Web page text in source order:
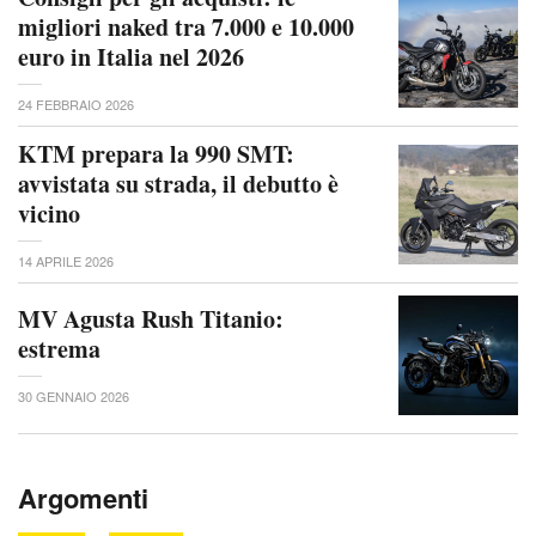
migliori naked tra 7.000 e 10.000
euro in Italia nel 2026
24 FEBBRAIO 2026
KTM prepara la 990 SMT:
avvistata su strada, il debutto è
vicino
14 APRILE 2026
MV Agusta Rush Titanio:
estrema
30 GENNAIO 2026
Argomenti